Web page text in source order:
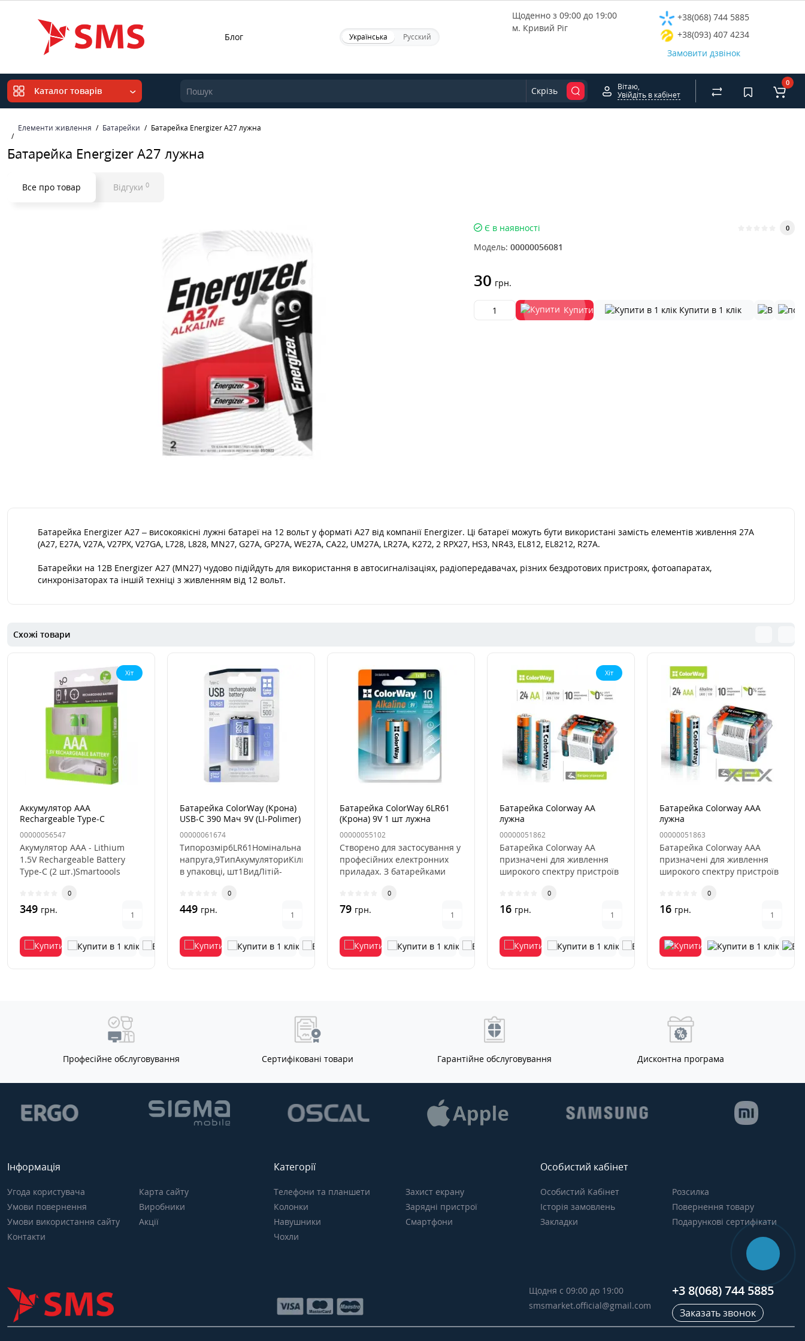
Блог Українська Русский
Щоденно з 09:00 до 19:00
м. Кривий Ріг
+38(068) 744 5885
+38(093) 407 4234
Замовити дзвінок
Каталог товарів Скрізь
Вітаю,
Увійдіть в кабінет
0
Елементи живлення Батарейки Батарейка Energizer A27 лужна
Батарейка Energizer A27 лужна
Все про товар Відгуки 0
Є в наявності 0
Модель: 00000056081
30 грн.
Купити Купити в 1 клік
Батарейка Energizer A27 – високоякісні лужні батареї на 12 вольт у форматі A27 від компанії Energizer. Ці батареї можуть бути використані замість елементів живлення 27A
(A27, E27A, V27A, V27PX, V27GA, L728, L828, MN27, G27A, GP27A, WE27A, CA22, UM27A, LR27A, K272, 2 RPX27, HS3, NR43, EL812, EL8212, R27A.
Батарейки на 12В Energizer A27 (MN27) чудово підійдуть для використання в автосигналізаціях, радіопередавачах, різних бездротових пристроях, фотоапаратах,
синхронізаторах та іншій техніці з живленням від 12 вольт.
Схожі товари
Хіт
Аккумулятор AAA
Rechargeable Type-C
пальчиковий
00000056547
Акумулятор AAA - Lithium
1.5V Rechargeable Battery
Type-C (2 шт.)Smartoools
0
349 грн.
Батарейка ColorWay (Крона)
USB-C 390 Мач 9V (LI-Polimer)
1 шт перезаряджувальна
00000061674
Типорозмір6LR61Номінальна
напруга,9ТипАкумуляториКількість
в упаковці, шт1ВидЛітій-
0
449 грн.
Батарейка ColorWay 6LR61
(Крона) 9V 1 шт лужна
00000055102
Створено для застосування у
професійних електронних
приладах. З батарейками
0
79 грн.
Хіт
Батарейка Colorway AA
лужна
00000051862
Батарейка Colorway AA
призначені для живлення
широкого спектру пристроїв
0
16 грн.
Батарейка Colorway AAA
лужна
00000051863
Батарейка Colorway AAA
призначені для живлення
широкого спектру пристроїв
0
16 грн.
Професійне обслуговування Сертифіковані товари Гарантійне обслуговування Дисконтна програма
Інформація
Угода користувача
Умови повернення
Умови використання сайту
Контакти
Карта сайту
Виробники
Акції
Категорії
Телефони та планшети
Колонки
Навушники
Чохли
Захист екрану
Зарядні пристрої
Смартфони
Особистий кабінет
Особистий Кабінет
Історія замовлень
Закладки
Розсилка
Повернення товару
Подарункові сертифікати
Щодня с 09:00 до 19:00
smsmarket.official@gmail.com
+3 8(068) 744 5885
Заказать звонок